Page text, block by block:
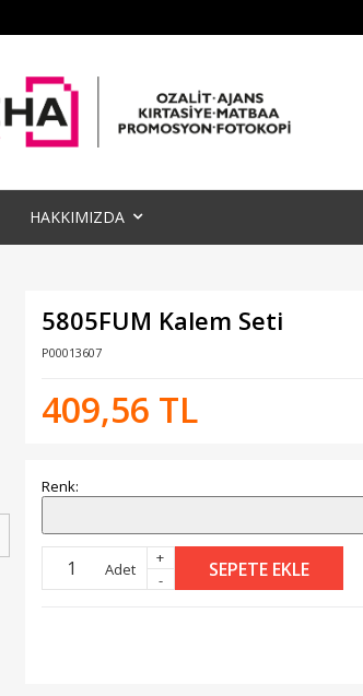
HAKKIMIZDA
5805FUM Kalem Seti
P00013607
409,56 TL
Renk:
Adet
+
-
SEPETE EKLE